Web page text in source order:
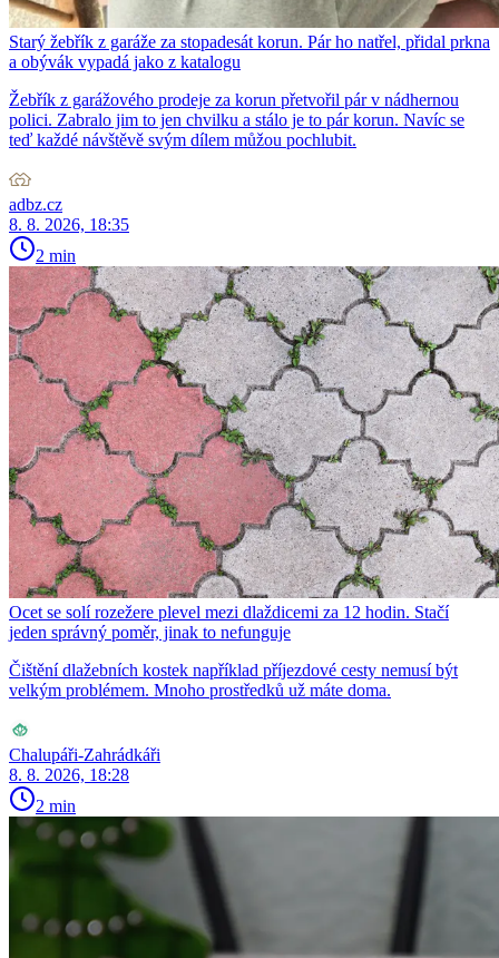
Starý žebřík z garáže za stopadesát korun. Pár ho natřel, přidal prkna
a obývák vypadá jako z katalogu
Žebřík z garážového prodeje za korun přetvořil pár v nádhernou
polici. Zabralo jim to jen chvilku a stálo je to pár korun. Navíc se
teď každé návštěvě svým dílem můžou pochlubit.
adbz.cz
8. 8. 2026, 18:35
2 min
Ocet se solí rozežere plevel mezi dlaždicemi za 12 hodin. Stačí
jeden správný poměr, jinak to nefunguje
Čištění dlažebních kostek například příjezdové cesty nemusí být
velkým problémem. Mnoho prostředků už máte doma.
Chalupáři-Zahrádkáři
8. 8. 2026, 18:28
2 min